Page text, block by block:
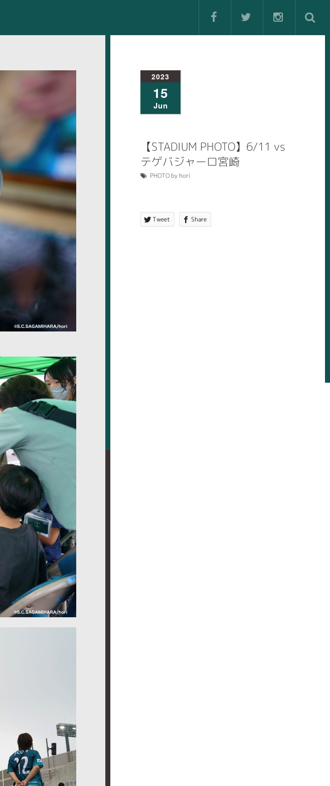
2023
15
Jun
【STADIUM PHOTO】6/11 vs
テゲバジャーロ宮崎
PHOTO by hori
Tweet Share